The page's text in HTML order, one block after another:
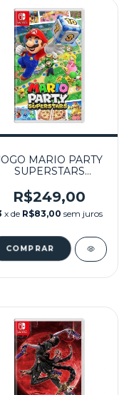
MARIO PARTY
SUPERSTARS
NINTENDO SWITCH
R$249,00
x de R$83,00 sem juros